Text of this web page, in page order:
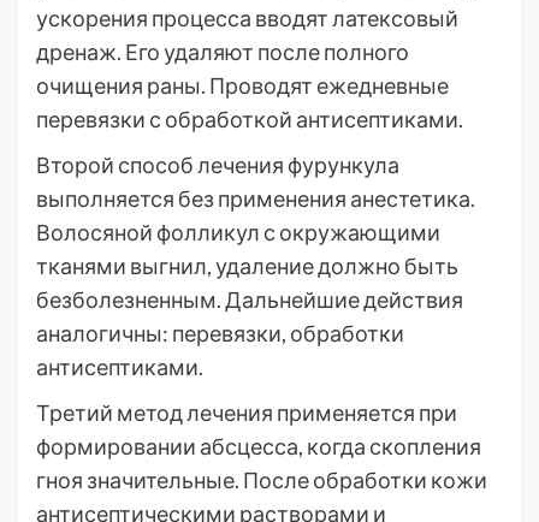
ускорения процесса вводят латексовый
дренаж. Его удаляют после полного
очищения раны. Проводят ежедневные
перевязки с обработкой антисептиками.
Второй способ лечения фурункула
выполняется без применения анестетика.
Волосяной фолликул с окружающими
тканями выгнил, удаление должно быть
безболезненным. Дальнейшие действия
аналогичны: перевязки, обработки
антисептиками.
Третий метод лечения применяется при
формировании абсцесса, когда скопления
гноя значительные. После обработки кожи
антисептическими растворами и